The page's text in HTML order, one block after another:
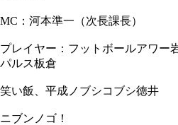
MC：河本準一（次長課長）
プレイヤー：フットボールアワー
パルス板倉
笑い飯、平成ノブシコブシ徳井
ニブンノゴ！